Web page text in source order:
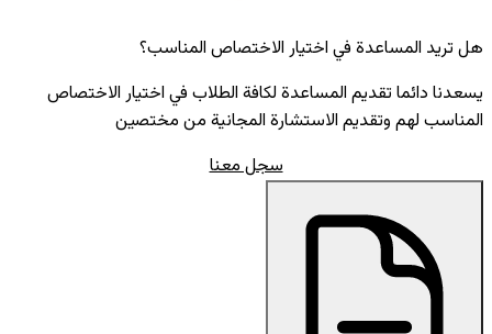
هل تريد المساعدة في اختيار الاختصاص المناسب؟
يسعدنا دائما تقديم المساعدة لكافة الطلاب في اختيار الاختصاص
المناسب لهم وتقديم الاستشارة المجانية من مختصين
سجل معنا